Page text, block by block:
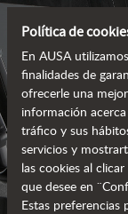
Política de
En AUSA
finalidades de
ofrecerle una
información
tráfico y sus
servicios y
las cookies al
que desee en
Estas